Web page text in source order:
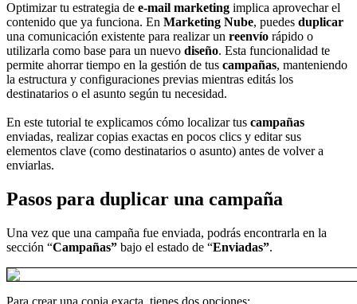
Optimizar tu estrategia de e-mail marketing implica aprovechar el
contenido que ya funciona. En Marketing Nube, puedes duplicar
una comunicación existente para realizar un reenvío rápido o
utilizarla como base para un nuevo diseño. Esta funcionalidad te
permite ahorrar tiempo en la gestión de tus campañas, manteniendo
la estructura y configuraciones previas mientras editás los
destinatarios o el asunto según tu necesidad.
En este tutorial te explicamos cómo localizar tus campañas
enviadas, realizar copias exactas en pocos clics y editar sus
elementos clave (como destinatarios o asunto) antes de volver a
enviarlas.
Pasos para duplicar una campaña
Una vez que una campaña fue enviada, podrás encontrarla en la
sección “Campañas” bajo el estado de “Enviadas”.
Para crear una copia exacta, tienes dos opciones: